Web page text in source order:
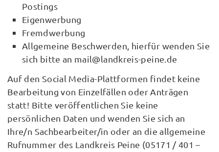
Postings
Eigenwerbung
Fremdwerbung
Allgemeine Beschwerden, hierfür wenden Sie
sich bitte an mail@landkreis-peine.de
Auf den Social Media-Plattformen findet keine
Bearbeitung von Einzelfällen oder Anträgen
statt! Bitte veröffentlichen Sie keine
persönlichen Daten und wenden Sie sich an
Ihre/n Sachbearbeiter/in oder an die allgemeine
Rufnummer des Landkreis Peine (05171 / 401 –